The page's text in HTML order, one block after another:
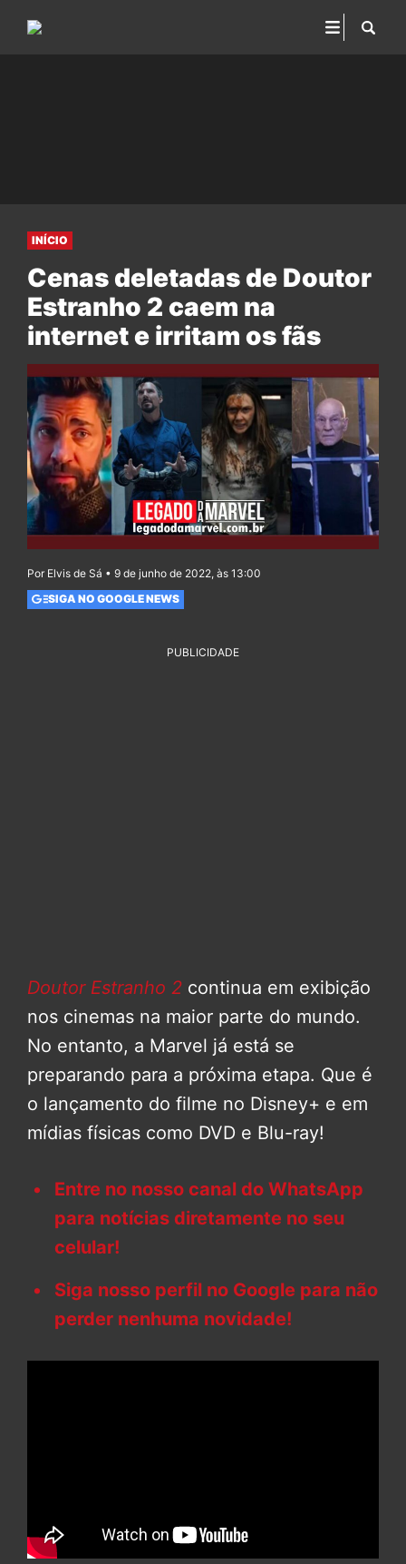
INÍCIO
Cenas deletadas de Doutor
Estranho 2 caem na
internet e irritam os fãs
Por Elvis de Sá • 9 de junho de 2022, às 13:00
SIGA NO GOOGLE NEWS
PUBLICIDADE
Doutor Estranho 2 continua em exibição
nos cinemas na maior parte do mundo.
No entanto, a Marvel já está se
preparando para a próxima etapa. Que é
o lançamento do filme no Disney+ e em
mídias físicas como DVD e Blu-ray!
Entre no nosso canal do WhatsApp
para notícias diretamente no seu
celular!
Siga nosso perfil no Google para não
perder nenhuma novidade!